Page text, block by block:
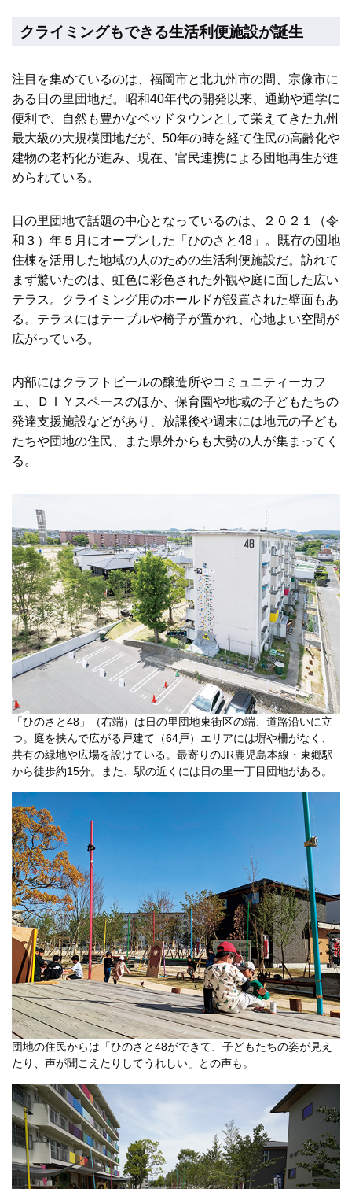
クライミングもできる生活利便施設が誕生
注目を集めているのは、福岡市と北九州市の間、宗像市に
ある日の里団地だ。昭和40年代の開発以来、通勤や通学に
便利で、自然も豊かなベッドタウンとして栄えてきた九州
最大級の大規模団地だが、50年の時を経て住民の高齢化や
建物の老朽化が進み、現在、官民連携による団地再生が進
められている。
日の里団地で話題の中心となっているのは、２０２１（令
和３）年５月にオープンした「ひのさと48」。既存の団地
住棟を活用した地域の人のための生活利便施設だ。訪れて
まず驚いたのは、虹色に彩色された外観や庭に面した広い
テラス。クライミング用のホールドが設置された壁面もあ
る。テラスにはテーブルや椅子が置かれ、心地よい空間が
広がっている。
内部にはクラフトビールの醸造所やコミュニティーカフ
ェ、ＤＩＹスペースのほか、保育園や地域の子どもたちの
発達支援施設などがあり、放課後や週末には地元の子ども
たちや団地の住民、また県外からも大勢の人が集まってく
る。
「ひのさと48」（右端）は日の里団地東街区の端、道路沿いに立
つ。庭を挟んで広がる戸建て（64戸）エリアには塀や柵がなく、
共有の緑地や広場を設けている。最寄りのJR鹿児島本線・東郷駅
から徒歩約15分。また、駅の近くには日の里一丁目団地がある。
団地の住民からは「ひのさと48ができて、子どもたちの姿が見え
たり、声が聞こえたりしてうれしい」との声も。